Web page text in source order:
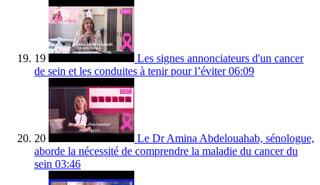
19
Les signes annonciateurs d'un cancer
de sein et les conduites à tenir pour l’éviter 06:09
20
Le Dr Amina Abdelouahab, sénologue,
aborde la nécessité de comprendre la maladie du cancer du
sein 03:46